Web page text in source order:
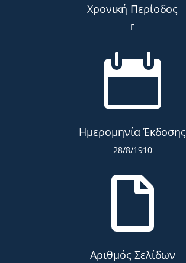
Χρονική Περίοδος
Γ

Ημερομηνία Έκδοσης
28/8/1910

Αριθμός Σελίδων